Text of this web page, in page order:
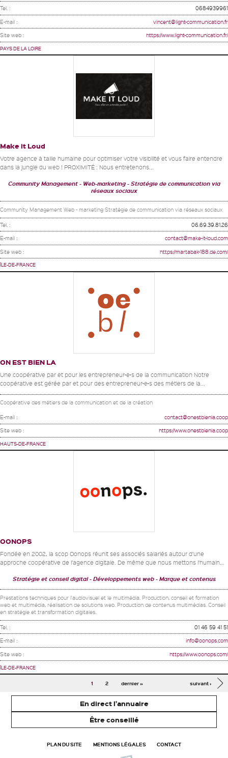
Tel. : 0684939961
E-mail : vincent@light-communication.fr
Site web : https://www.light-communication.fr/
PAYS DE LA LOIRE
Make it Loud
Votre agence à taille humaine pour optimiser votre visibilité et vous faire entendre
dans la jungle du web ! PROXIMITÉ : Nous entretenons...
Community Management Web-marketing
Stratégie de communication via
réseaux sociaux
Community Management Web - marketing Stratégie de communication via réseaux sociaux
Tel. : 06.69.39.81.26
E-mail : contact@make-it-loud.com
Site web : https://martabak-188.de.com/
ÎLE-DE-FRANCE
ON EST BIEN LA
Une coopérative par et pour les entrepreneur•e•s de la communication Notre
coopérative est gérée par et pour des entrepreneur•e•s des métiers de la...
Coopérative des métiers de la communication et de la création
E-mail : contact@onestbienla.coop
Site web : https://www.onestbienla.coop
HAUTS-DE-FRANCE
OONOPS
Fondée en 2002, la scop Oonops réunit ses associés salariés autour d’une
approche coopérative de l’agence digitale. De même que nous mettons l’humain...
Stratégie et conseil digital Développements web Marque et contenus
Prestations techniques pour l'audiovisuel et le multimédia. Production, conseil et formation
web et multimédia, réalisation de solutions web. Production de contenus multimédias. Conseil
en stratégie et transformation digitales.
Tel. : 01 46 59 41 51
E-mail : info@oonops.com
Site web : https://www.oonops.com/
ÎLE-DE-FRANCE
Pages
1 2 suivant ›
dernier »
En direct l'annuaire
Être conseillé
PLAN DU SITE MENTIONS LÉGALES CONTACT